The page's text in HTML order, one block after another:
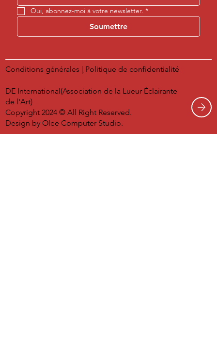
Oui, abonnez-moi à votre newsletter. *
Soumettre
Conditions générales Politique de confidentialité
DE International(Association de la Lueur Éclairante
de l'Art)
Copyright 2024 © All Right Reserved.
Design byOlee Computer Studio.